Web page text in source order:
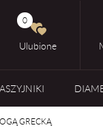
0
Ulubione
GRECKĄ